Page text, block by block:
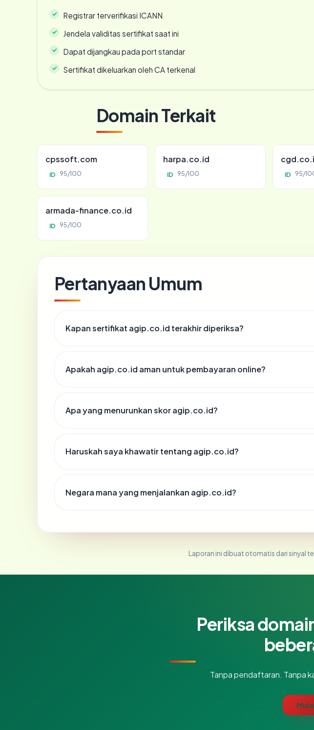
Registrar terverifikasi ICANN
Jendela validitas sertifikat saat ini
Dapat dijangkau pada port standar
Sertifikat dikeluarkan oleh CA terkenal
Domain Terkait
cpssoft.com
ID 95/100
harpa.co.id
ID 95/100 ID 95/
armada-finance.co.id
ID 95/100
Pertanyaan Umum
Kapan sertifikat agip.co.id terakhir diperiksa?
Apakah agip.co.id aman untuk pembayaran online?
Apa yang menurunkan skor agip.co.id?
Haruskah saya khawatir tentang agip.co.id?
Negara mana yang menjalankan agip.co.id?
Laporan ini dibuat otomatis dari sinyal
Periksa
Tanpa pendaftaran. Tanpa